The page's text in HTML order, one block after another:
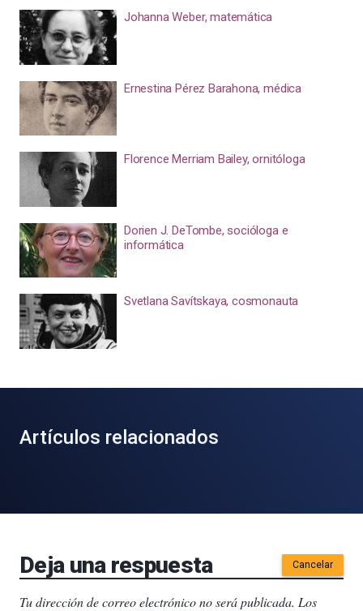
Johanna Weber, matemática
Ernestina Pérez Barahona, médica
Florence Merriam Bailey, ornitóloga
Dorien J. DeTombe, socióloga e
informática
Svetlana Savítskaya, cosmonauta
Artículos relacionados
Deja una respuesta Cancelar
Tu dirección de correo electrónico no será publicada. Los